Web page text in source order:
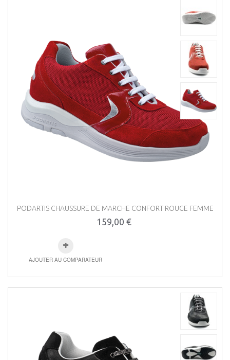
PODARTIS CHAUSSURE DE MARCHE CONFORT ROUGE FEMME
159,00 €
AJOUTER AU COMPARATEUR